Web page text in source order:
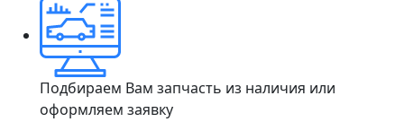
Подбираем Вам запчасть из наличия или
оформляем заявку